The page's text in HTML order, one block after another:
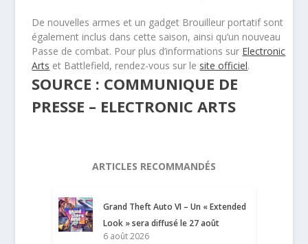
De nouvelles armes et un gadget Brouilleur portatif sont
également inclus dans cette saison, ainsi qu’un nouveau
Passe de combat. Pour plus d’informations sur Electronic
Arts et Battlefield, rendez-vous sur le site officiel.
SOURCE : COMMUNIQUE DE
PRESSE – ELECTRONIC ARTS
ARTICLES RECOMMANDÉS
Grand Theft Auto VI – Un « Extended
Look » sera diffusé le 27 août
6 août 2026